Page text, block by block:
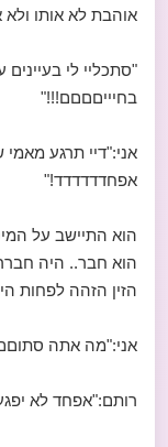
אוהבת לא אותו
בחיייםםםם!!!"
אני:"דיי תרגע
אפחדדדדדד!"
הוא התיישב על
הוא חבר.. היה
הזין הזהה לפחות
אני:"מה אתה סתוםם
רותם:"אפחד לא